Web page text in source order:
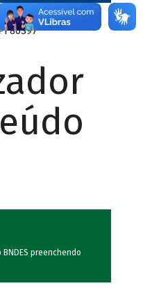
preenchendo